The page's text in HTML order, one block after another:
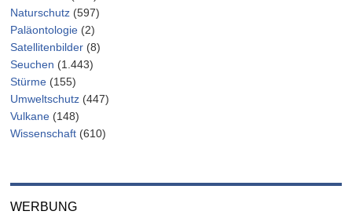
Naturschutz (597)
Paläontologie (2)
Satellitenbilder (8)
Seuchen (1.443)
Stürme (155)
Umweltschutz (447)
Vulkane (148)
Wissenschaft (610)
WERBUNG